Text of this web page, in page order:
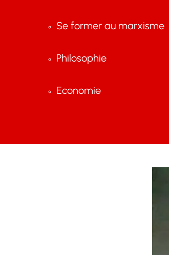
Se former au marxisme
Philosophie
Economie